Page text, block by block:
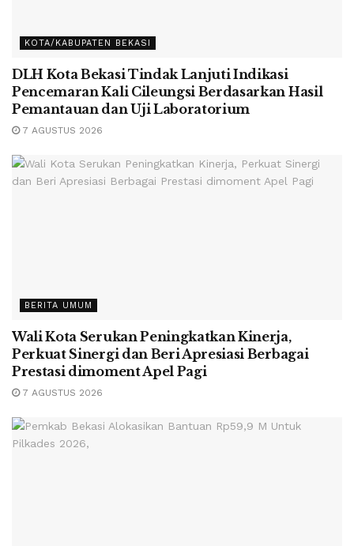
KOTA/KABUPATEN BEKASI
DLH Kota Bekasi Tindak Lanjuti Indikasi
Pencemaran Kali Cileungsi Berdasarkan Hasil
Pemantauan dan Uji Laboratorium
7 AGUSTUS 2026
BERITA UMUM
Wali Kota Serukan Peningkatkan Kinerja,
Perkuat Sinergi dan Beri Apresiasi Berbagai
Prestasi dimoment Apel Pagi
7 AGUSTUS 2026